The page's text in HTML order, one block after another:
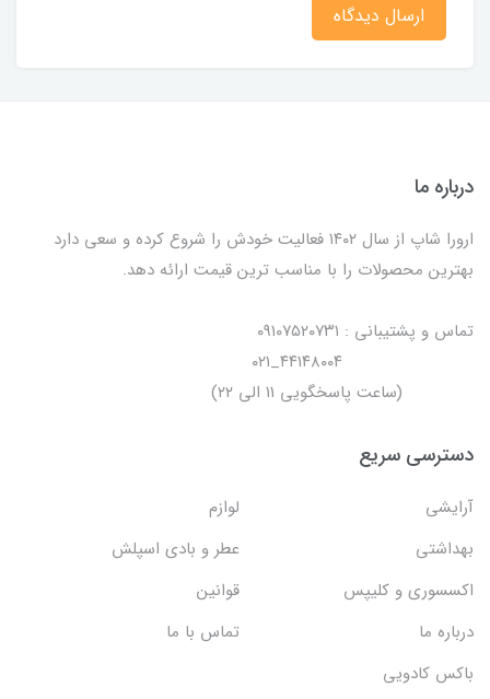
ارسال دیدگاه
درباره ما
ارورا شاپ از سال ۱۴۰۲ فعالیت خودش را شروع کرده و سعی دارد
بهترین محصولات را با مناسب ترین قیمت ارائه دهد.
تماس و پشتیبانی : ۰۹۱۰۷۵۲۰۷۳۱
(ساعت پاسخگویی ۱۱ الی ۲۲)
دسترسی سریع
آرایشی
لوازم
بهداشتی
عطر و بادی اسپلش
اکسسوری و کلیپس
قوانین
درباره ما
تماس با ما
باکس کادویی